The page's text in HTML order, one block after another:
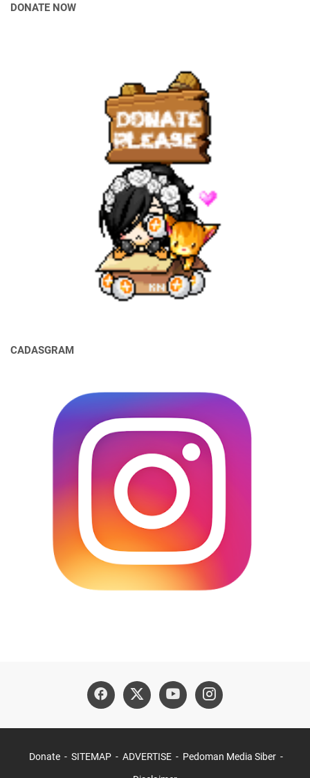
DONATE NOW
CADASGRAM
Donate SITEMAP ADVERTISE Pedoman Media Siber